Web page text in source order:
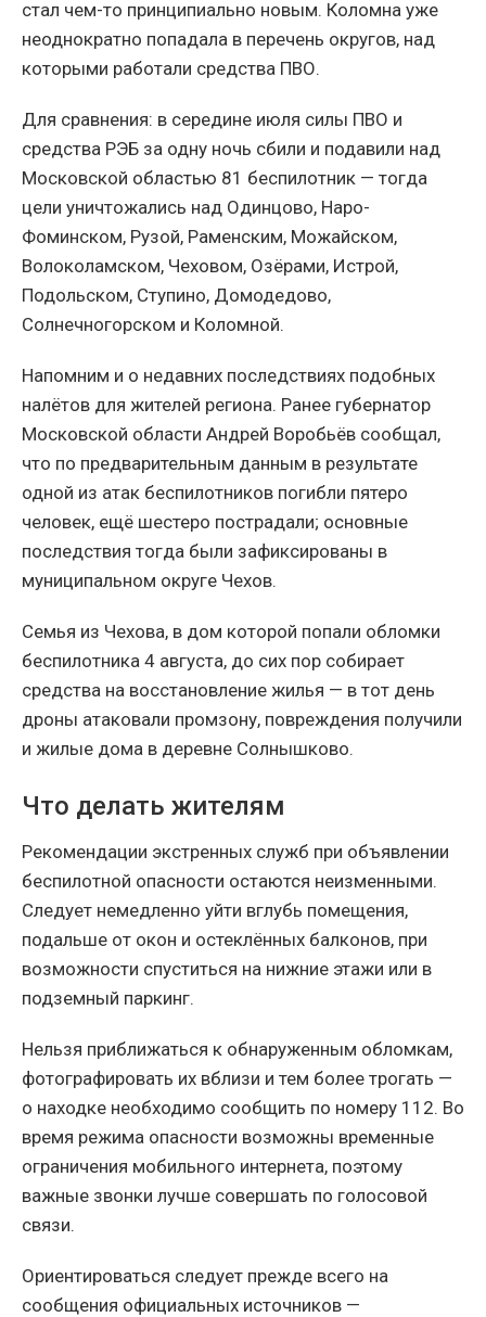
стал чем-то принципиально новым. Коломна уже
неоднократно попадала в перечень округов, над
которыми работали средства ПВО.
Для сравнения: в середине июля силы ПВО и
средства РЭБ за одну ночь сбили и подавили над
Московской областью 81 беспилотник — тогда
цели уничтожались над Одинцово, Наро-
Фоминском, Рузой, Раменским, Можайском,
Волоколамском, Чеховом, Озёрами, Истрой,
Подольском, Ступино, Домодедово,
Солнечногорском и Коломной.
Напомним и о недавних последствиях подобных
налётов для жителей региона. Ранее губернатор
Московской области Андрей Воробьёв сообщал,
что по предварительным данным в результате
одной из атак беспилотников погибли пятеро
человек, ещё шестеро пострадали; основные
последствия тогда были зафиксированы в
муниципальном округе Чехов.
Семья из Чехова, в дом которой попали обломки
беспилотника 4 августа, до сих пор собирает
средства на восстановление жилья — в тот день
дроны атаковали промзону, повреждения получили
и жилые дома в деревне Солнышково.
Что делать жителям
Рекомендации экстренных служб при объявлении
беспилотной опасности остаются неизменными.
Следует немедленно уйти вглубь помещения,
подальше от окон и остеклённых балконов, при
возможности спуститься на нижние этажи или в
подземный паркинг.
Нельзя приближаться к обнаруженным обломкам,
фотографировать их вблизи и тем более трогать —
о находке необходимо сообщить по номеру 112. Во
время режима опасности возможны временные
ограничения мобильного интернета, поэтому
важные звонки лучше совершать по голосовой
связи.
Ориентироваться следует прежде всего на
сообщения официальных источников —